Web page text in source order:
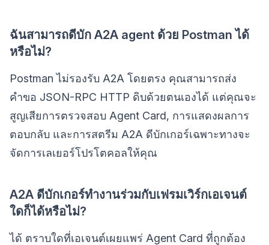
ฉันสามารถดีบัก A2A agent ด้วย Postman ได้
หรือไม่?
Postman ไม่รองรับ A2A โดยตรง คุณสามารถส่ง
คำขอ JSON-RPC HTTP ดิบด้วยตนเองได้ แต่คุณจะ
สูญเสียการตรวจสอบ Agent Card, การแสดงผลการ
ตอบกลับ และการสตรีม A2A ดีบักเกอร์เฉพาะทางจะ
จัดการเลเยอร์โปรโตคอลให้คุณ
A2A ดีบักเกอร์ทำงานร่วมกับเฟรมเวิร์กเอเจนต์
ใดก็ได้หรือไม่?
ได้ ตราบใดที่เอเจนต์เผยแพร่ Agent Card ที่ถูกต้อง